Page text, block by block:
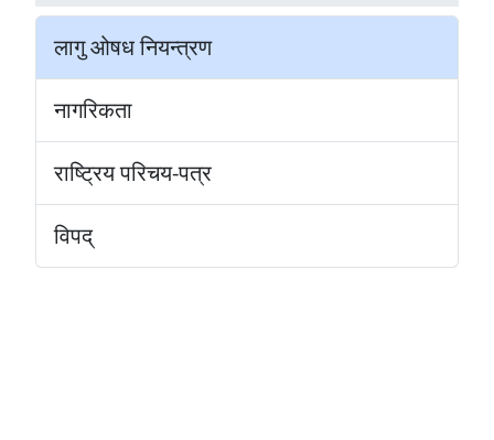
लागु ओषध नियन्त्रण
नागरिकता
राष्ट्रिय परिचय-पत्र
विपद्